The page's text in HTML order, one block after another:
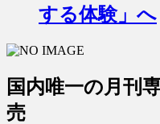
する体験」へ
国内唯一の月刊
売